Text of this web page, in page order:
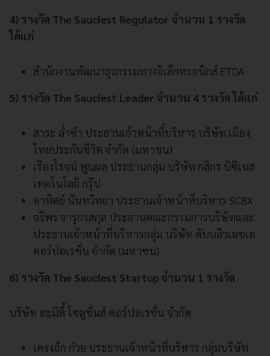
4) รางวัล The Sauciest Regulator จำนวน 1 รางวัล
ได้แก่
สำนักงานพัฒนาธุรกรรมทางอิเล็กทรอนิกส์ ETDA
5) รางวัล The Sauciest Leader จำนวน 4 รางวัล ได้แก่
สาระ ล่ำซำ ประธานเจ้าหน้าที่บริหาร บริษัท เมือง
ไทยประกันชีวิต จำกัด (มหาชน)
เรืองโรจน์ พูนผล ประธานกลุ่ม บริษัท กสิกร บิซิเนส-
เทคโนโลยี กรุ๊ป
อาทิตย์ นันทวิทยา ประธานเจ้าหน้าที่บริหาร SCBX
จรีพร จารุกรสกุล ประธานคณะกรรมการบริษัทและ
ประธานเจ้าหน้าที่บริหารกลุ่ม บริษัท ดับบลิวเอชเอ
คอร์ปอเรชั่น จำกัด (มหาชน)
6) รางวัล The Sauciest Startup จำนวน 1 รางวัล
บริษัท อะมิตี้ โซลูชั่นส์ คอร์ปอเรชั่น จำกัด
เคง เถ็ก ก๋วย ประธานเจ้าหน้าที่บริหาร กลุ่มบริษัท